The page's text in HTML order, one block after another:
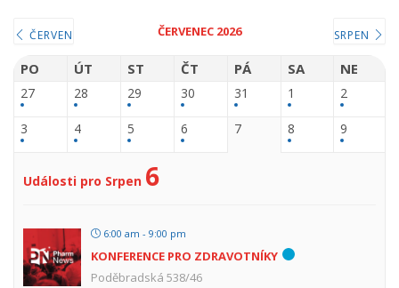
ČERVEN ČERVENEC 2026 SRPEN
PO ÚT ST ČT PÁ SA NE
27 28 29 30 31 1 2
3 4 5 6 7 8 9
Události pro Srpen 6
6:00 am - 9:00 pm
KONFERENCE PRO ZDRAVOTNÍKY
Poděbradská 538/46